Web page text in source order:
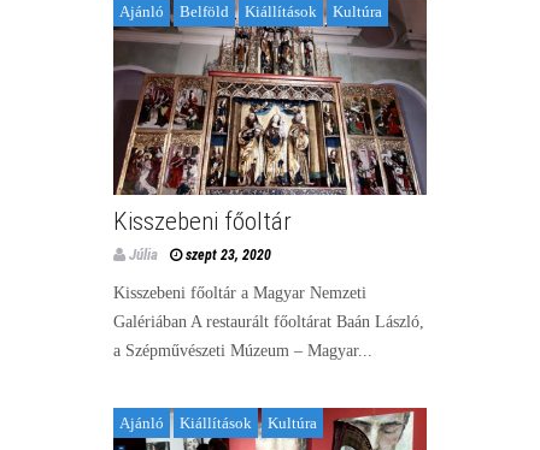
Ajánló Belföld Kiállítások Kultúra
Kisszebeni főoltár
Júlia szept 23, 2020
Kisszebeni főoltár a Magyar Nemzeti
Galériában A restaurált főoltárat Baán László,
a Szépművészeti Múzeum – Magyar...
Ajánló Kiállítások Kultúra